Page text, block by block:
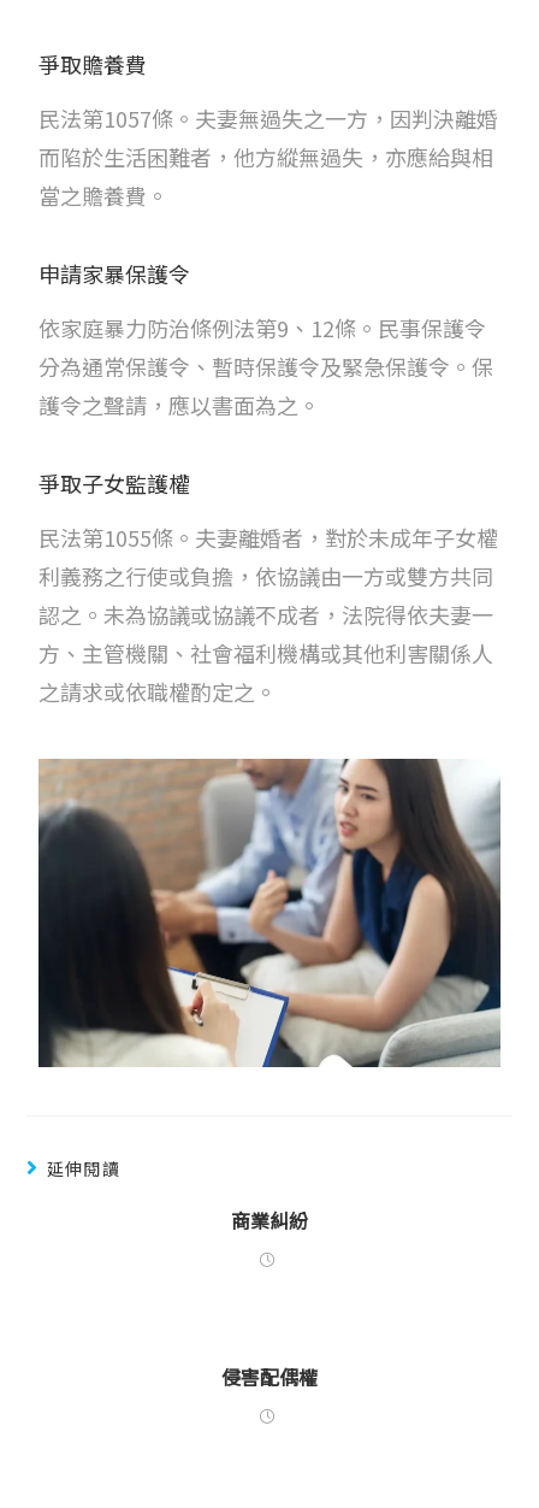
爭取贍養費
民法第1057條。夫妻無過失之一方，因判決離婚
而陷於生活困難者，他方縱無過失，亦應給與相
當之贍養費。
申請家暴保護令
依家庭暴力防治條例法第9、12條。民事保護令
分為通常保護令、暫時保護令及緊急保護令。保
護令之聲請，應以書面為之。
爭取子女監護權
民法第1055條。夫妻離婚者，對於未成年子女權
利義務之行使或負擔，依協議由一方或雙方共同
認之。未為協議或協議不成者，法院得依夫妻一
方、主管機關、社會福利機構或其他利害關係人
之請求或依職權酌定之。
延伸閱讀
商業糾紛
侵害配偶權